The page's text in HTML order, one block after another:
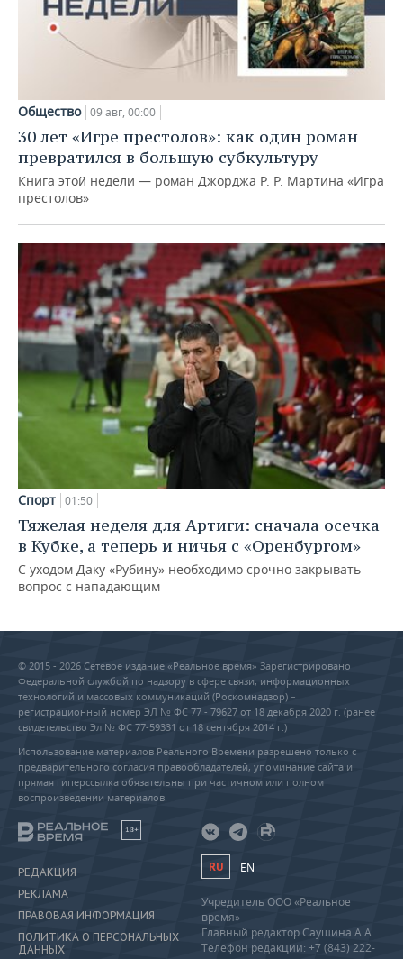
Общество 09 авг, 00:00
30 лет «Игре престолов»: как один роман
превратился в большую субкультуру
Книга этой недели — роман Джорджа Р. Р. Мартина «Игра
престолов»
Спорт 01:50
Тяжелая неделя для Артиги: сначала осечка
в Кубке, а теперь и ничья с «Оренбургом»
С уходом Даку «Рубину» необходимо срочно закрывать
вопрос с нападающим
© 2015 - 2026 Сетевое издание «Реальное время» Зарегистрировано
Федеральной службой по надзору в сфере связи, информационных
технологий и массовых коммуникаций (Роскомнадзор) –
регистрационный номер ЭЛ № ФС 77 - 79627 от 18 декабря 2020 г. (ранее
свидетельство Эл № ФС 77-59331 от 18 сентября 2014 г.)
Использование материалов Реального Времени разрешено только с
предварительного согласия правообладателей, упоминание сайта и
прямая гиперссылка обязательны при частичном или полном
воспроизведении материалов.
18+
РЕДАКЦИЯ
РЕКЛАМА
ПРАВОВАЯ ИНФОРМАЦИЯ
ПОЛИТИКА О ПЕРСОНАЛЬНЫХ
ДАННЫХ
RU EN
Учредитель ООО «Реальное
время»
Главный редактор Саушина А.А.
Телефон редакции: +7 (843) 222-